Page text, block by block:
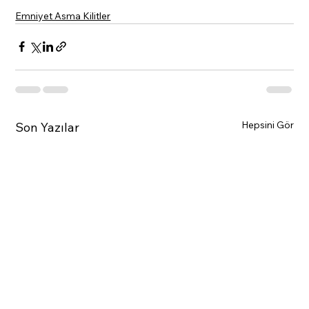
Emniyet Asma Kilitler
Son Yazılar Hepsini Gör